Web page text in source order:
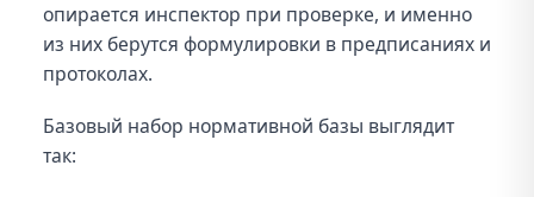
опирается инспектор при проверке, и именно
из них берутся формулировки в предписаниях и
протоколах.
Базовый набор нормативной базы выглядит
так: